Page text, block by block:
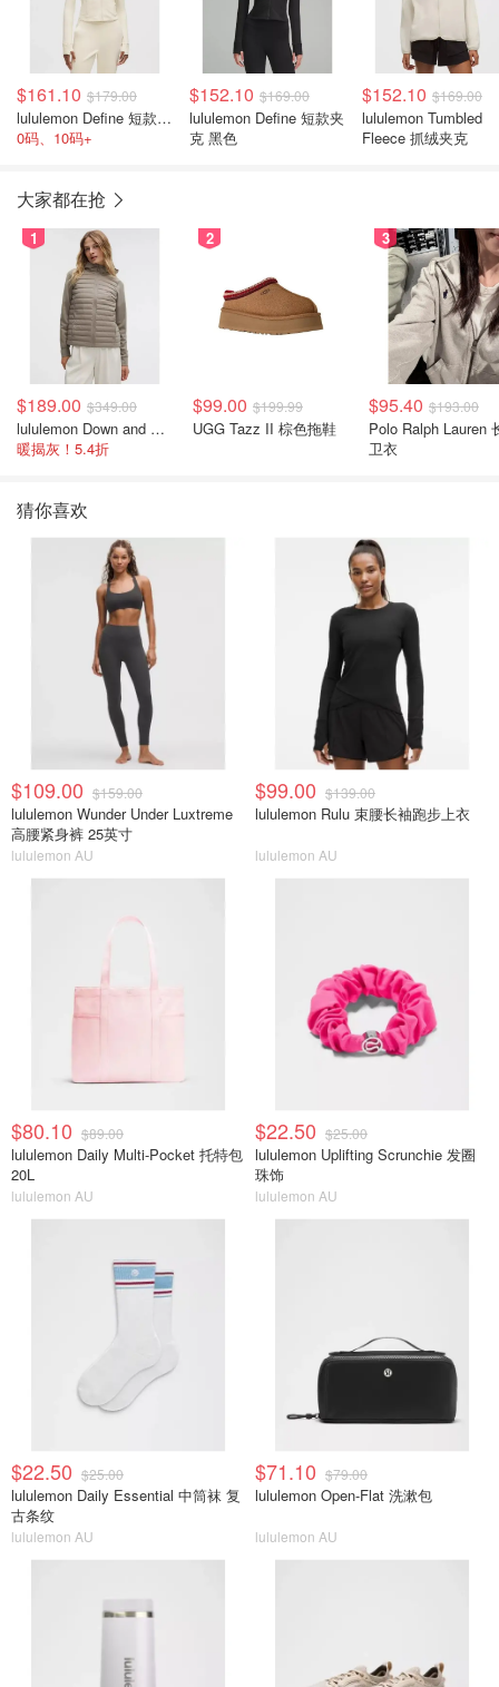
$161.10 $179.00
lululemon Define 短款连帽夹克 象牙白
0码、10码+
$152.10 $169.00
lululemon Define 短款夹
克 黑色
$152.10 $169.00
lululemon Tumbled
Fleece 抓绒夹克
大家都在抢
1
$189.00 $349.00
lululemon Down and Around 羽绒夹克
暖揭灰！5.4折
2
$99.00 $199.99
UGG Tazz II 棕色拖鞋
3
$95.40 $193.00
Polo Ralph Lauren
卫衣
猜你喜欢
$109.00 $159.00
lululemon Wunder Under Luxtreme
高腰紧身裤 25英寸
lululemon AU
$99.00 $139.00
lululemon Rulu 束腰长袖跑步上衣
lululemon AU
$80.10 $89.00
lululemon Daily Multi-Pocket 托特包
20L
lululemon AU
$22.50 $25.00
lululemon Uplifting Scrunchie 发圈
珠饰
lululemon AU
$22.50 $25.00
lululemon Daily Essential 中筒袜 复
古条纹
lululemon AU
$71.10 $79.00
lululemon Open-Flat 洗漱包
lululemon AU